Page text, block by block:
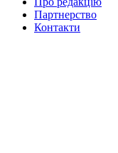
Партнерство
Контакти